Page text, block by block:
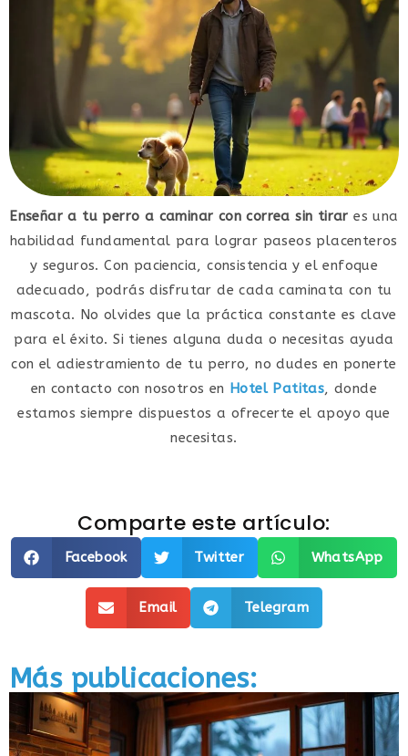
Enseñar a tu perro a caminar con correa sin tirar es una
habilidad fundamental para lograr paseos placenteros
y seguros. Con paciencia, consistencia y el enfoque
adecuado, podrás disfrutar de cada caminata con tu
mascota. No olvides que la práctica constante es clave
para el éxito. Si tienes alguna duda o necesitas ayuda
con el adiestramiento de tu perro, no dudes en ponerte
en contacto con nosotros en Hotel Patitas, donde
estamos siempre dispuestos a ofrecerte el apoyo que
necesitas.
Comparte este artículo:
Facebook Twitter WhatsApp
Email Telegram
Más publicaciones: